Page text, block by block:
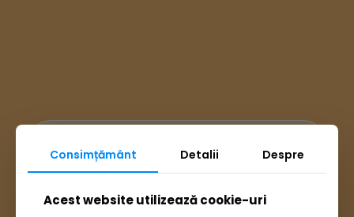
Ai întrebări? Accesează
Pagina Contact
Consimțământ Detalii Despre
Acest website utilizează cookie-uri